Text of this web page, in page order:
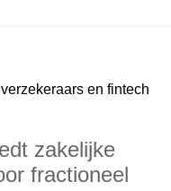
en fintech
zakelijke
fractioneel